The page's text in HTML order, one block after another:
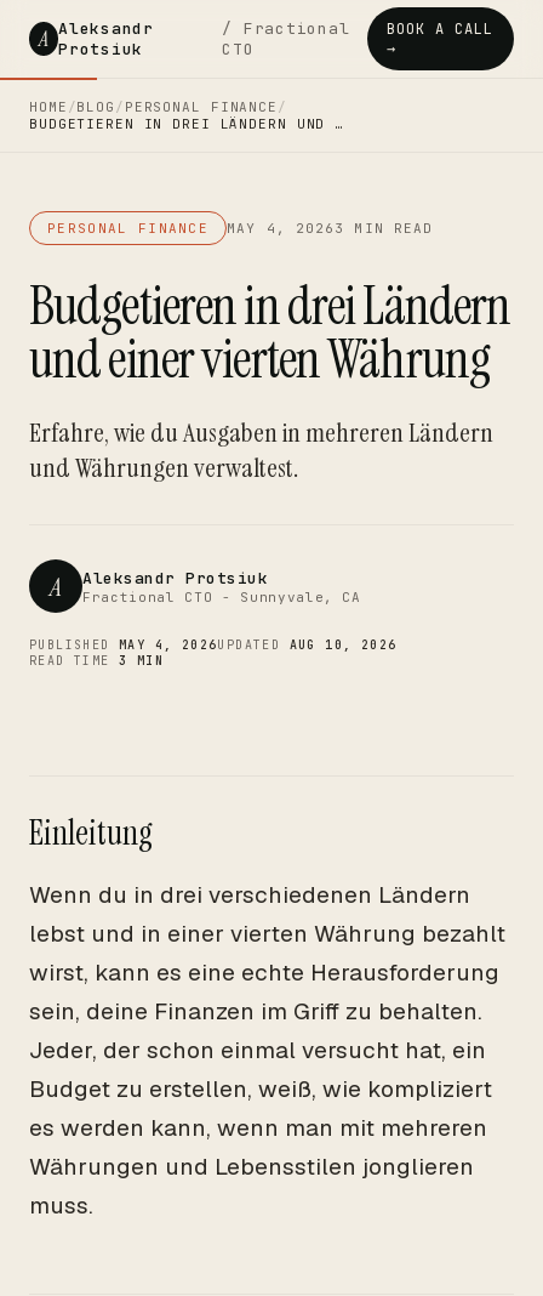
A Aleksandr
Protsiuk
/ Fractional
CTO
BOOK A CALL
→
HOME /BLOG / PERSONAL FINANCE /
BUDGETIEREN IN DREI LÄNDERN UND …
PERSONAL FINANCE MAY 4, 2026 3 MIN READ
Budgetieren in drei Ländern
und einer vierten Währung
Erfahre, wie du Ausgaben in mehreren Ländern
und Währungen verwaltest.
A Aleksandr Protsiuk
Fractional CTO - Sunnyvale, CA
PUBLISHED MAY 4, 2026UPDATED AUG 10, 2026
READ TIME 3 MIN
Einleitung
Wenn du in drei verschiedenen Ländern
lebst und in einer vierten Währung bezahlt
wirst, kann es eine echte Herausforderung
sein, deine Finanzen im Griff zu behalten.
Jeder, der schon einmal versucht hat, ein
Budget zu erstellen, weiß, wie kompliziert
es werden kann, wenn man mit mehreren
Währungen und Lebensstilen jonglieren
muss.